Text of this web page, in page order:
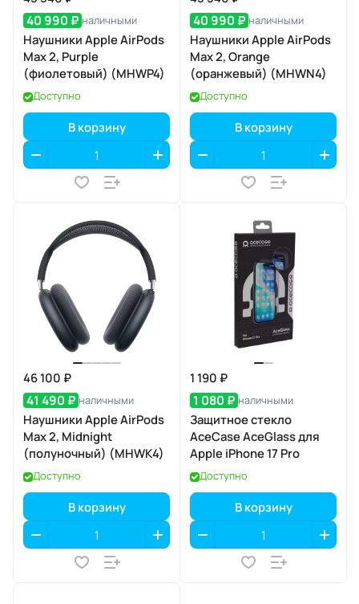
40 990 ₽ наличными
Наушники Apple AirPods
Max 2, Purple
(фиолетовый) (MHWP4)
Доступно
В корзину
40 990 ₽ наличными
Наушники Apple AirPods
Max 2, Orange
(оранжевый) (MHWN4)
Доступно
В корзину
46 100 ₽
41 490 ₽ наличными
Наушники Apple AirPods
Max 2, Midnight
(полуночный) (MHWK4)
Доступно
В корзину
1 190 ₽
1 080 ₽ наличными
Защитное стекло
AceCase AceGlass для
Apple iPhone 17 Pro
Доступно
В корзину